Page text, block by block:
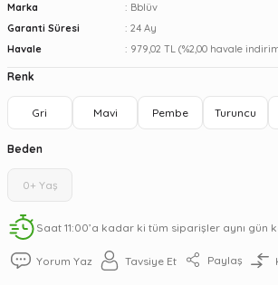
Marka
Bblüv
Garanti Süresi
24 Ay
Havale
979,02 TL (%2,00 havale
Renk
Gri Mavi Pembe Turuncu
Beden
0+ Yaş
Saat 11:00’a kadar ki tüm siparişler aynı gün
Yorum Yaz Tavsiye Et Paylaş